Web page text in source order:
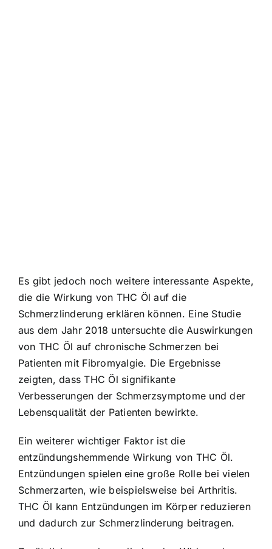
Es gibt jedoch noch weitere interessante Aspekte,
die die Wirkung von THC Öl auf die
Schmerzlinderung erklären können. Eine Studie
aus dem Jahr 2018 untersuchte die Auswirkungen
von THC Öl auf chronische Schmerzen bei
Patienten mit Fibromyalgie. Die Ergebnisse
zeigten, dass THC Öl signifikante
Verbesserungen der Schmerzsymptome und der
Lebensqualität der Patienten bewirkte.
Ein weiterer wichtiger Faktor ist die
entzündungshemmende Wirkung von THC Öl.
Entzündungen spielen eine große Rolle bei vielen
Schmerzarten, wie beispielsweise bei Arthritis.
THC Öl kann Entzündungen im Körper reduzieren
und dadurch zur Schmerzlinderung beitragen.